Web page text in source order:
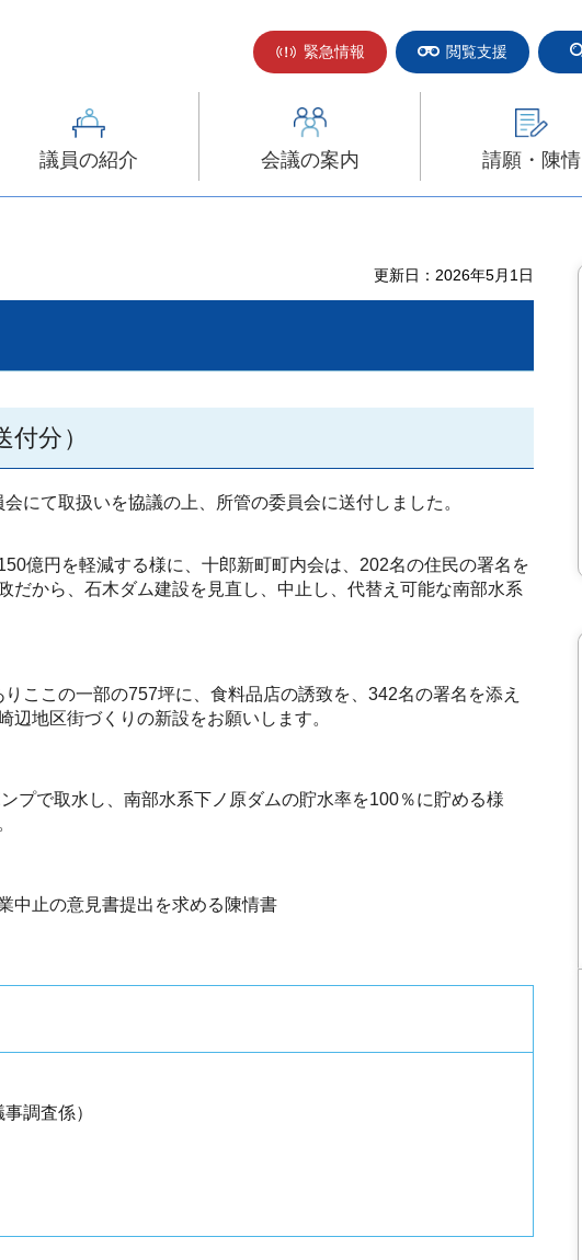
緊急情報
閲覧支援
議員の紹介 会議の案内 請願・陳情
更新日：2026年5月1日
分）
にて取扱いを協議の上、所管の委員会に送付しました。
億円を軽減する様に、十郎新町町内会は、202名の住民の署名を
だから、石木ダム建設を見直し、中止し、代替え可能な南部水系
ここの一部の757坪に、食料品店の誘致を、342名の署名を添え
地区街づくりの新設をお願いします。
プで取水し、南部水系下ノ原ダムの貯水率を100％に貯める様
中止の意見書提出を求める陳情書
調査係）